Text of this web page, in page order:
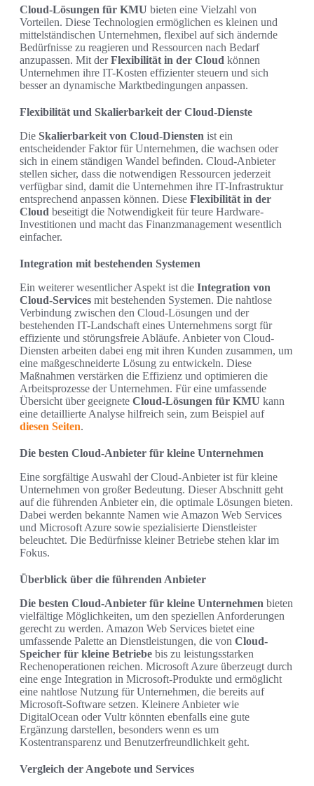
Cloud-Lösungen für KMU bieten eine Vielzahl von
Vorteilen. Diese Technologien ermöglichen es kleinen und
mittelständischen Unternehmen, flexibel auf sich ändernde
Bedürfnisse zu reagieren und Ressourcen nach Bedarf
anzupassen. Mit derFlexibilität in der Cloud können
Unternehmen ihre IT-Kosten effizienter steuern und sich
besser an dynamische Marktbedingungen anpassen.
Flexibilität und Skalierbarkeit der Cloud-Dienste
Die Skalierbarkeit von Cloud-Diensten ist ein
entscheidender Faktor für Unternehmen, die wachsen oder
sich in einem ständigen Wandel befinden. Cloud-Anbieter
stellen sicher, dass die notwendigen Ressourcen jederzeit
verfügbar sind, damit die Unternehmen ihre IT-Infrastruktur
entsprechend anpassen können. Diese Flexibilität in der
Cloud beseitigt die Notwendigkeit für teure Hardware-
Investitionen und macht das Finanzmanagement wesentlich
einfacher.
Integration mit bestehenden Systemen
Ein weiterer wesentlicher Aspekt ist die Integration von
Cloud-Services mit bestehenden Systemen. Die nahtlose
Verbindung zwischen den Cloud-Lösungen und der
bestehenden IT-Landschaft eines Unternehmens sorgt für
effiziente und störungsfreie Abläufe. Anbieter von Cloud-
Diensten arbeiten dabei eng mit ihren Kunden zusammen, um
eine maßgeschneiderte Lösung zu entwickeln. Diese
Maßnahmen verstärken die Effizienz und optimieren die
Arbeitsprozesse der Unternehmen. Für eine umfassende
Übersicht über geeignete Cloud-Lösungen für KMU kann
eine detaillierte Analyse hilfreich sein, zum Beispiel auf
diesen Seiten.
Die besten Cloud-Anbieter für kleine Unternehmen
Eine sorgfältige Auswahl der Cloud-Anbieter ist für kleine
Unternehmen von großer Bedeutung. Dieser Abschnitt geht
auf die führenden Anbieter ein, die optimale Lösungen bieten.
Dabei werden bekannte Namen wie Amazon Web Services
und Microsoft Azure sowie spezialisierte Dienstleister
beleuchtet. Die Bedürfnisse kleiner Betriebe stehen klar im
Fokus.
Überblick über die führenden Anbieter
Die besten Cloud-Anbieter für kleine Unternehmen bieten
vielfältige Möglichkeiten, um den speziellen Anforderungen
gerecht zu werden. Amazon Web Services bietet eine
umfassende Palette an Dienstleistungen, die von Cloud-
Speicher für kleine Betriebe bis zu leistungsstarken
Rechenoperationen reichen. Microsoft Azure überzeugt durch
eine enge Integration in Microsoft-Produkte und ermöglicht
eine nahtlose Nutzung für Unternehmen, die bereits auf
Microsoft-Software setzen. Kleinere Anbieter wie
DigitalOcean oder Vultr könnten ebenfalls eine gute
Ergänzung darstellen, besonders wenn es um
Kostentransparenz und Benutzerfreundlichkeit geht.
Vergleich der Angebote und Services